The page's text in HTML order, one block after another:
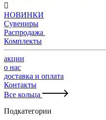

НОВИНКИ
Сувениры
Распродажа
Комплекты
акции
о нас
доставка и оплата
Контакты
Все кольца
Подкатегории